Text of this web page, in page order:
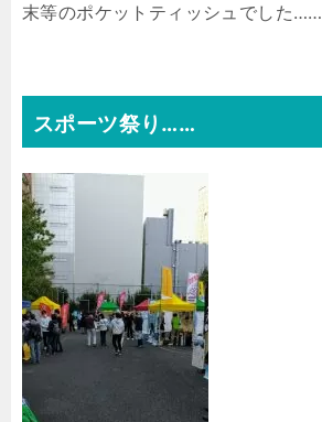
末等のポケットティッシュでした……
スポーツ祭り……